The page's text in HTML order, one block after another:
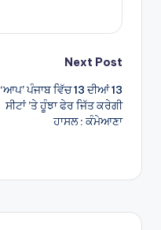
Next Post
‘ਆਪ’ ਪੰਜਾਬ ਵਿੱਚ 13 ਦੀਆਂ 13
ਸੀਟਾਂ ’ਤੇ ਹੂੰਝਾ ਫੇਰ ਜਿੱਤ ਕਰੇਗੀ
ਹਾਸਲ : ਕੰਮੇਆਣਾ